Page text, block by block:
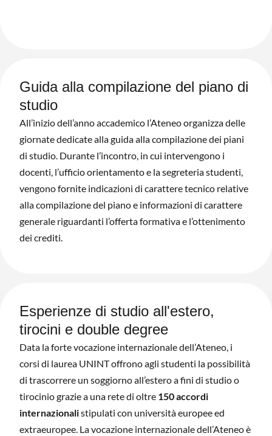
Guida alla compilazione del piano di
studio
All’inizio dell’anno accademico l’Ateneo organizza delle
giornate dedicate alla guida alla compilazione dei piani
di studio. Durante l’incontro, in cui intervengono i
docenti, l’ufficio orientamento e la segreteria studenti,
vengono fornite indicazioni di carattere tecnico relative
alla compilazione del piano e informazioni di carattere
generale riguardanti l’offerta formativa e l’ottenimento
dei crediti.
Esperienze di studio all'estero,
tirocini e double degree
Data la forte vocazione internazionale dell’Ateneo, i
corsi di laurea UNINT offrono agli studenti la possibilità
di trascorrere un soggiorno all’estero a fini di studio o
tirocinio grazie a una rete di oltre 150 accordi
internazionalistipulati con università europee ed
extraeuropee. La vocazione internazionale dell’Ateneo è